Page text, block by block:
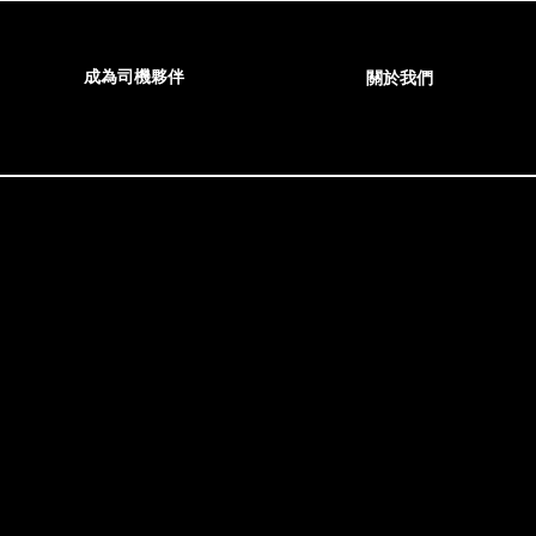
成為司機夥伴 關於我們